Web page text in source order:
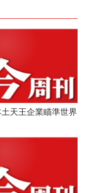
天王企業瞄準世界